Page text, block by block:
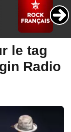
le tag
Radio